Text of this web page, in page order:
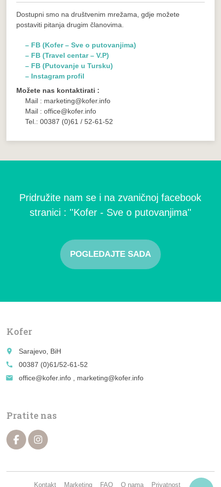
Dostupni smo na društvenim mrežama, gdje možete
postaviti pitanja drugim članovima.
– FB (Kofer – Sve o putovanjima)
– FB (Travel centar – V.P)
– FB (Putovanje u Tursku)
– Instagram profil
Možete nas kontaktirati :
Mail : marketing@kofer.info
Mail : office@kofer.info
Tel.: 00387 (0)61 / 52-61-52
Pridružite nam se i na zvaničnoj facebook
stranici : ''Kofer - Sve o putovanjima''
POGLEDAJTE SADA
Kofer
place
Sarajevo, BiH
call
00387 (0)61/52-61-52
email
office@kofer.info , marketing@kofer.info
Pratite nas
Kontakt Marketing FAQ O nama Privatnost